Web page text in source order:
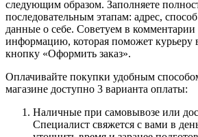
следующим образом. Заполняете
последовательным этапам: адрес,
данные о себе. Советуем в комментарии
информацию, которая поможет курьеру
кнопку «Оформить заказ».
Оплачивайте покупки удобным
магазине доступно 3 варианта оплаты:
Наличные при самовывозе или
Специалист свяжется с вами в